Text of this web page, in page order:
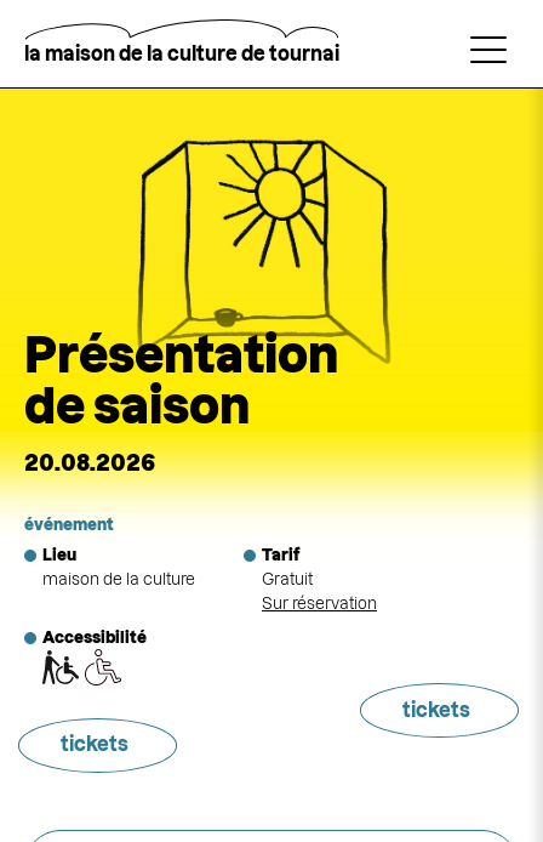
contenu
principal
la maison de la culture de tournai
tickets
Présentation
de saison
20.08.2026
événement
Lieu
maison de la culture
Tarif
Gratuit
Sur réservation
Accessibilité
tickets